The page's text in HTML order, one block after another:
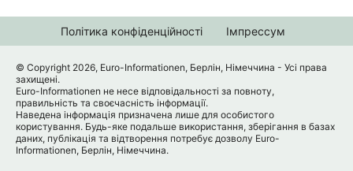
Політика конфіденційності Імпрессум
© Copyright 2026, Euro-Informationen, Берлін, Німеччина - Усі права
захищені.
Euro-Informationen не несе відповідальності за повноту,
правильність та своєчасність інформації.
Наведена інформація призначена лише для особистого
користування. Будь-яке подальше використання, зберігання в базах
даних, публікація та відтворення потребує дозволу Euro-
Informationen, Берлін, Німеччина.